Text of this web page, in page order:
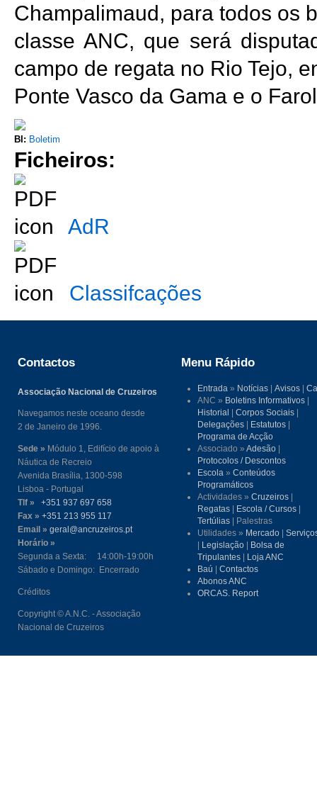
Champalimaud, para todos os
classe ANC, que será
campo de regata no Rio Tejo,
Ponte Vasco da Gama e o
BI: Boletim
Ficheiros:
AdR
Classifcações
Contactos
Associação Nacional de Cruzeiros
Navegamos neste oceano desde
2 de Janeiro de 1996.
Sede » Módulo 1, Edifício de apoio à
Náutica de Recreio
Avenida Brasília, 1300-598
Lisboa - Portugal
Tlf »
+351 937 697 658
Fax » +351 213 955 117
Email » geral@ancruzeiros.pt
Horário »
Segunda a Sexta: 14:00h-19:00h
Sábado e Domingo: Encerrado
Créditos
Copyright © A.N.C. - Associação
Nacional de Cruzeiros
Menu Rápido
Entrada » Notícias |Avisos |
ANC » Boletins Informativos
Historial
|Corpos Sociais
Delegações
Estatutos
Programa de Acção
Associado »Adesão
Protocolos / Descontos
Escola »Conteúdos
Programáticos
Actividades »Cruzeiros
Regatas
Escola / Cursos
Tertúlias | Palestras
Utilidades » Mercado |
Legislação
Bolsa de
Tripulantes
Loja ANC
Baú |Contactos
Abonos ANC
ORCAS. Report